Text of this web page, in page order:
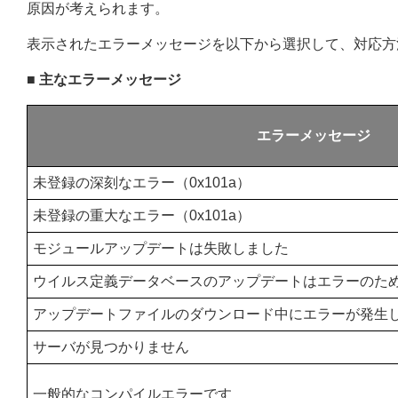
原因が考えられます。
表示されたエラーメッセージを以下から選択して、対応
■ 主なエラーメッセージ
エラーメッセージ
未登録の深刻なエラー（0x101a）
未登録の重大なエラー（0x101a）
モジュールアップデートは失敗しました
ウイルス定義データベースのアップデートはエラーのた
アップデートファイルのダウンロード中にエラーが発生
サーバが見つかりません
一般的なコンパイルエラーです